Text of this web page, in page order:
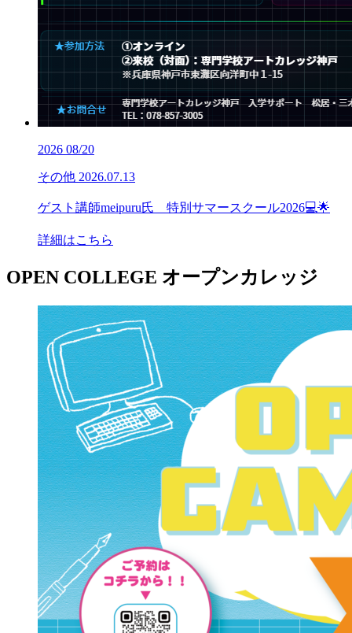
2026 08/20
その他 2026.07.13
ゲスト講師meipuru氏 特別サマースクール2026💻🌟
詳細はこちら
OPEN COLLEGE オープンカレッジ